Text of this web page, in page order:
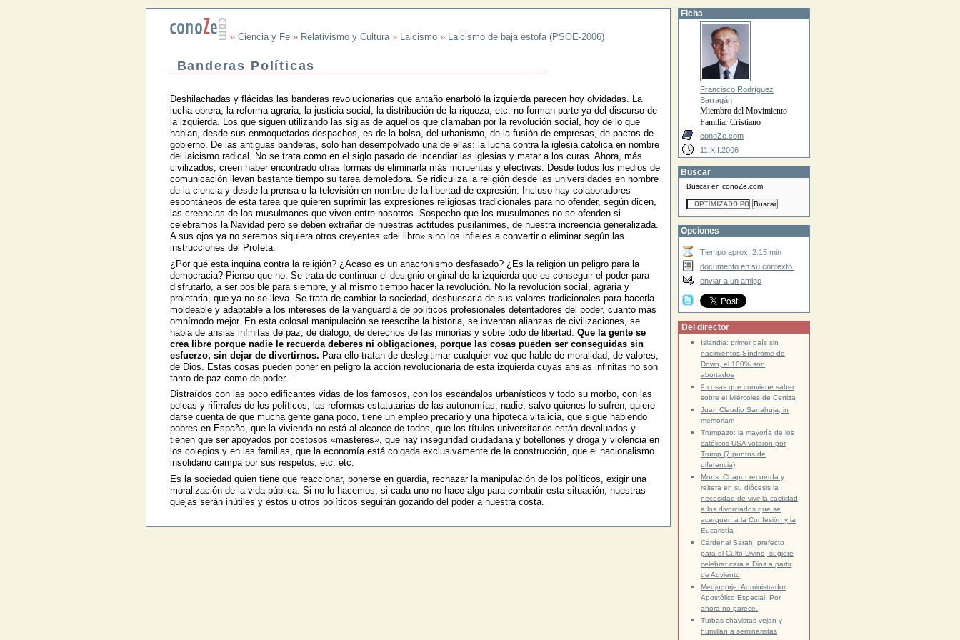
» Ciencia y Fe» Relativismo y Cultura» Laicismo» Laicismo de baja estofa (PSOE-2006)
Banderas Políticas
Deshilachadas y flácidas las banderas revolucionarias que antaño enarboló la izquierda parecen hoy olvidadas. La
lucha obrera, la reforma agraria, la justicia social, la distribución de la riqueza, etc. no forman parte ya del discurso de
la izquierda. Los que siguen utilizando las siglas de aquellos que clamaban por la revolución social, hoy de lo que
hablan, desde sus enmoquetados despachos, es de la bolsa, del urbanismo, de la fusión de empresas, de pactos de
gobierno. De las antiguas banderas, solo han desempolvado una de ellas: la lucha contra la iglesia católica en nombre
del laicismo radical. No se trata como en el siglo pasado de incendiar las iglesias y matar a los curas. Ahora, más
civilizados, creen haber encontrado otras formas de eliminarla más incruentas y efectivas. Desde todos los medios de
comunicación llevan bastante tiempo su tarea demoledora. Se ridiculiza la religión desde las universidades en nombre
de la ciencia y desde la prensa o la televisión en nombre de la libertad de expresión. Incluso hay colaboradores
espontáneos de esta tarea que quieren suprimir las expresiones religiosas tradicionales para no ofender, según dicen,
las creencias de los musulmanes que viven entre nosotros. Sospecho que los musulmanes no se ofenden si
celebramos la Navidad pero se deben extrañar de nuestras actitudes pusilánimes, de nuestra increencia generalizada.
A sus ojos ya no seremos siquiera otros creyentes «del libro» sino los infieles a convertir o eliminar según las
instrucciones del Profeta.
¿Por qué esta inquina contra la religión? ¿Acaso es un anacronismo desfasado? ¿Es la religión un peligro para la
democracia? Pienso que no. Se trata de continuar el designio original de la izquierda que es conseguir el poder para
disfrutarlo, a ser posible para siempre, y al mismo tiempo hacer la revolución. No la revolución social, agraria y
proletaria, que ya no se lleva. Se trata de cambiar la sociedad, deshuesarla de sus valores tradicionales para hacerla
moldeable y adaptable a los intereses de la vanguardia de políticos profesionales detentadores del poder, cuanto más
omnímodo mejor. En esta colosal manipulación se reescribe la historia, se inventan alianzas de civilizaciones, se
habla de ansias infinitas de paz, de diálogo, de derechos de las minorías y sobre todo de libertad. Que la gente se
crea libre porque nadie le recuerda deberes ni obligaciones, porque las cosas pueden ser conseguidas sin
esfuerzo, sin dejar de divertirnos. Para ello tratan de deslegitimar cualquier voz que hable de moralidad, de valores,
de Dios. Estas cosas pueden poner en peligro la acción revolucionaria de esta izquierda cuyas ansias infinitas no son
tanto de paz como de poder.
Distraídos con las poco edificantes vidas de los famosos, con los escándalos urbanísticos y todo su morbo, con las
peleas y rifirrafes de los políticos, las reformas estatutarias de las autonomías, nadie, salvo quienes lo sufren, quiere
darse cuenta de que mucha gente gana poco, tiene un empleo precario y una hipoteca vitalicia, que sigue habiendo
pobres en España, que la vivienda no está al alcance de todos, que los títulos universitarios están devaluados y
tienen que ser apoyados por costosos «masteres», que hay inseguridad ciudadana y botellones y droga y violencia en
los colegios y en las familias, que la economía está colgada exclusivamente de la construcción, que el nacionalismo
insolidario campa por sus respetos, etc. etc.
Es la sociedad quien tiene que reaccionar, ponerse en guardia, rechazar la manipulación de los políticos, exigir una
moralización de la vida pública. Si no lo hacemos, si cada uno no hace algo para combatir esta situación, nuestras
quejas serán inútiles y éstos u otros políticos seguirán gozando del poder a nuestra costa.
Ficha
Francisco Rodríguez
Barragán
Miembro del Movimiento
Familiar Cristiano
conoZe.com
11.XII.2006
Buscar
Buscar en conoZe.com
Opciones
Tiempo aprox. 2.15 min
documento en su contexto.
enviar a un amigo
Del director
Islandia: primer país sin
nacimientos Síndrome de
Down, el 100% son
abortados
9 cosas que conviene saber
sobre el Miércoles de Ceniza
Juan Claudio Sanahuja, in
memoriam
Trumpazo: la mayoría de los
católicos USA votaron por
Trump (7 puntos de
diferencia)
Mons. Chaput recuerda y
reitera en su diócesis la
necesidad de vivir la castidad
a los divorciados que se
acerquen a la Confesión y la
Eucaristía
Cardenal Sarah, prefecto
para el Culto Divino, sugiere
celebrar cara a Dios a partir
de Adviento
Medjugorje: Administrador
Apostólico Especial. Por
ahora no parece.
Turbas chavistas vejan y
humillan a seminaristas